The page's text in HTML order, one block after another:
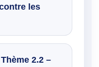
les
2.2 –